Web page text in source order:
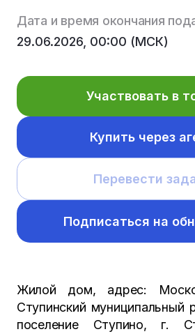
Дата и время окончания
29.06.2026, 00:00 (МСК)
Участвовать в
Купить через
Перевести
Подписаться на
Жилой дом, адрес:
Ступинский муниципальный
поселение Ступино, г.